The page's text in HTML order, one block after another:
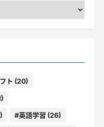
ト (20)
#英語学習 (26)